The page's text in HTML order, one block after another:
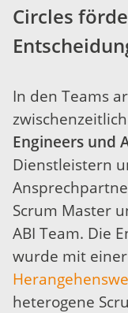
Circles
In den Teams
Engineers und
Dienstleistern
Scrum Master
ABI Team. Die
wurde mit einer
heterogene